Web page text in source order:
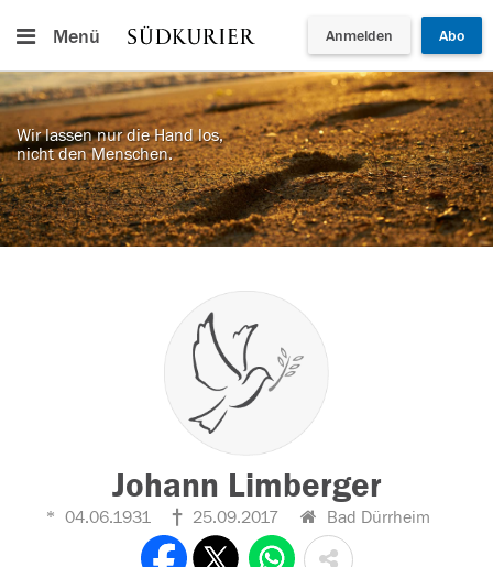
Menü Anmelden Abo
Wir lassen nur die Hand los,
nicht den Menschen.
Johann Limberger
04.06.1931 25.09.2017 Bad Dürrheim